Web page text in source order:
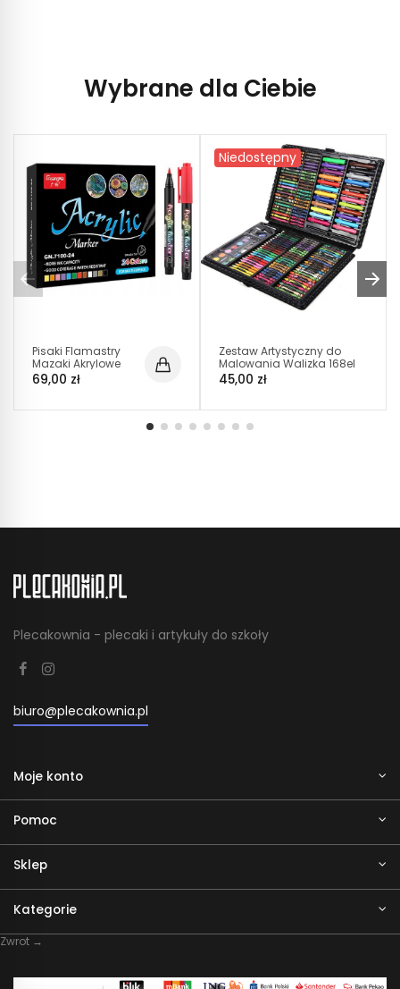
Wybrane dla Ciebie
Pisaki Flamastry
Mazaki Akrylowe
24szt (C025)
69,00 zł
Niedostępny
Zestaw Artystyczny do
Malowania Walizka 168el
(C011)
45,00 zł
Plecakownia - plecaki i artykuły do szkoły
biuro@plecakownia.pl
Moje konto
Pomoc
Sklep
Kategorie
Zwrot →